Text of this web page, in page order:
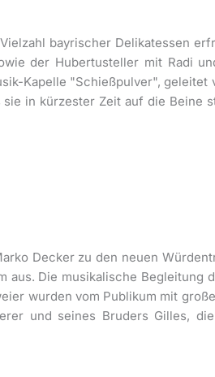
bayrischer Delikatessen
der Hubertusteller mit Radi
Kapelle "Schießpulver", geleitet
in kürzester Zeit auf die Beine
Decker zu den neuen
Die musikalische Begleitung
wurden vom Publikum mit
und seines Bruders Gilles,